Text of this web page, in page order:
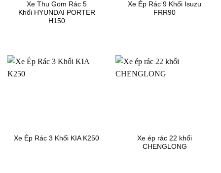
Xe Thu Gom Rác 5
Khối HYUNDAI PORTER
H150
Xe Ép Rác 9 Khối Isuzu
FRR90
Xe Ép Rác 3 Khối KIA K250
Xe ép rác 22 khối
CHENGLONG